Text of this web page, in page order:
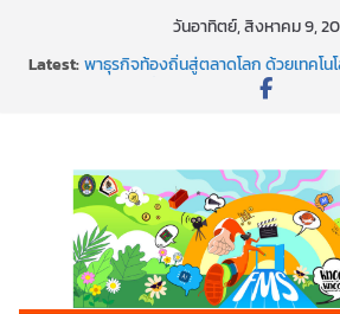
วันอาทิตย์, สิงหาคม 9,
Latest:พาธุรกิจท้องถิ่นสู่ตลาดโลก ด้วยเทคโน
SMEs ยุคนี้ ถ้าไม่ใช้ AI ถือว่าพลาดมาก!
พร้อมลุยแล้ว! ปักหมุดโรดแมป AI อัปสกิ